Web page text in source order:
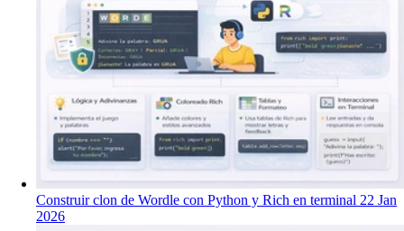
Construir clon de Wordle con Python y Rich en terminal 22 Jan
2026